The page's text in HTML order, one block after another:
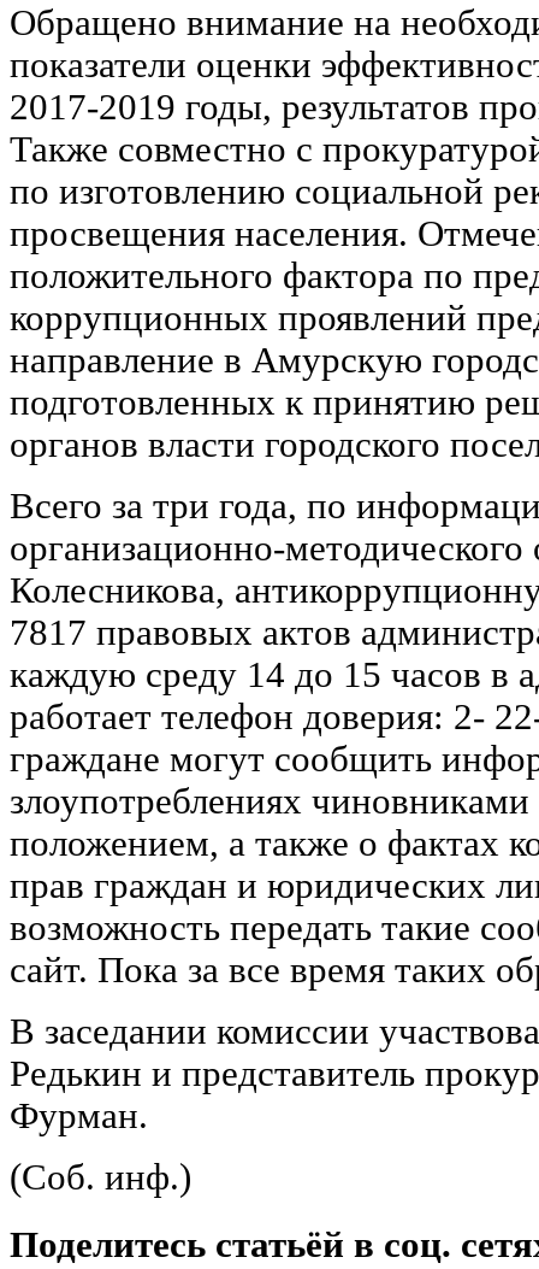
Обращено внимание на
показатели оценки
2017-2019 годы, результатов
Также совместно с
по изготовлению социальной
просвещения населения.
положительного фактора по
коррупционных проявлений
направление в Амурскую
подготовленных к принятию
органов власти городского
Всего за три года, по
организационно-методического
Колесникова,
7817 правовых актов
каждую среду 14 до 15 часов в
работает телефон доверия: 2-
граждане могут сообщить
злоупотреблениях
положением, а также о фактах
прав граждан и юридических
возможность передать такие
сайт. Пока за все время таких
В заседании комиссии
Редькин и представитель
Фурман.
(Соб. инф.)
Поделитесь статьёй в соц.